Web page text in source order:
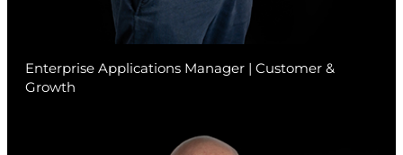
Enterprise Applications Manager | Customer &
Growth